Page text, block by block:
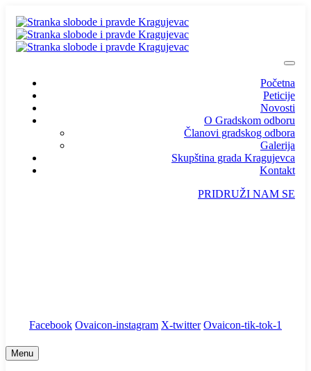
Početna
Peticije
Novosti
O Gradskom odboru
Članovi gradskog odbora
Galerija
Skupština grada Kragujevca
Kontakt
PRIDRUŽI NAM SE
Facebook Ovaicon-instagram X-twitter Ovaicon-tik-tok-1
Menu